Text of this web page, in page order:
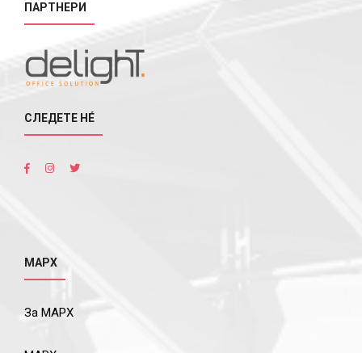
ПАРТНЕРИ
СЛЕДЕТЕ НÉ
МАРХ
За МАРХ